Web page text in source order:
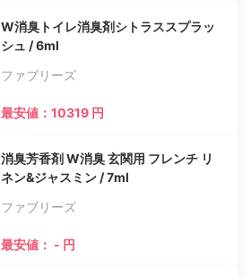
W消臭トイレ消臭剤シトラススプラッ
シュ / 6ml
ファブリーズ
最安値：10319 円
消臭芳香剤 W消臭 玄関用 フレンチ リ
ネン&ジャスミン / 7ml
ファブリーズ
最安値： - 円